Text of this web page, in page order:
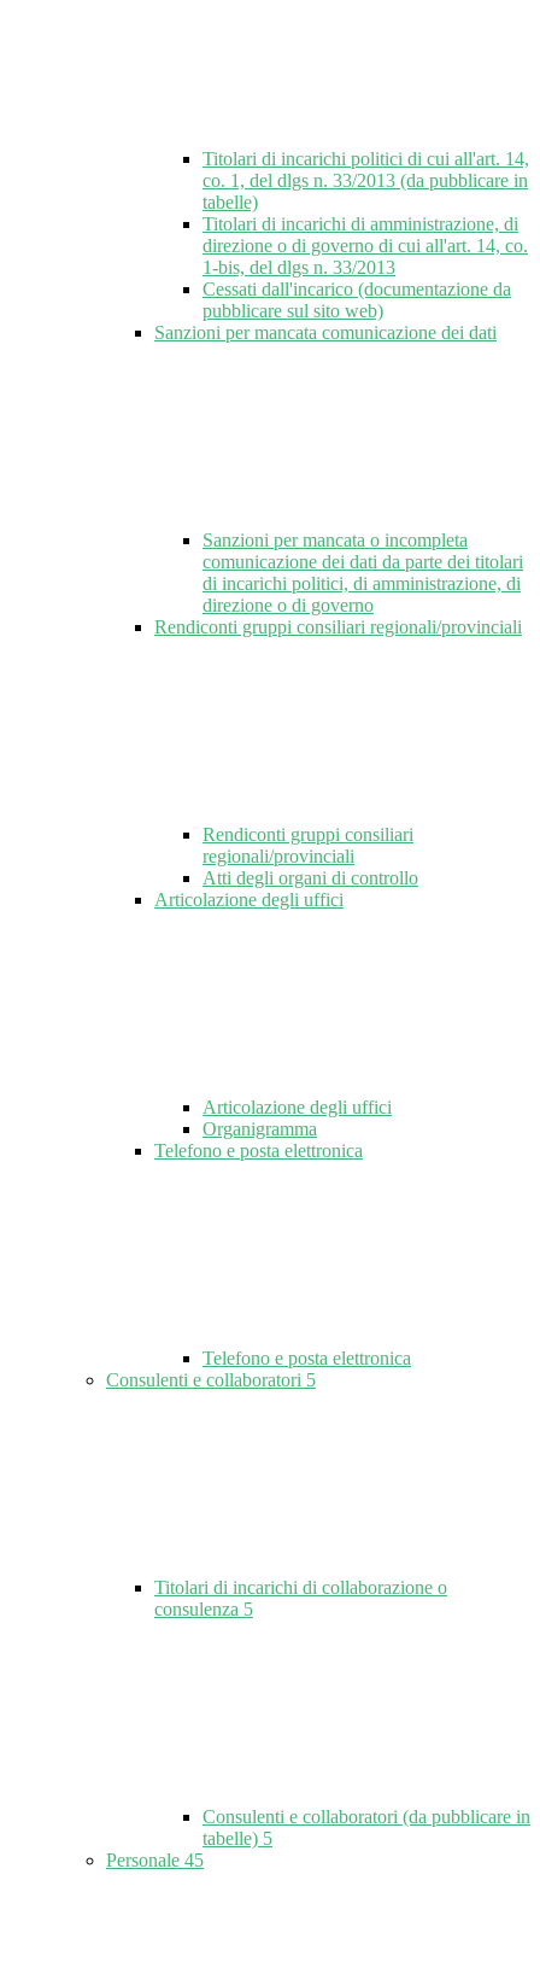
Titolari di incarichi politici di cui all'art. 14,
co. 1, del dlgs n. 33/2013 (da pubblicare in
tabelle)
Titolari di incarichi di amministrazione, di
direzione o di governo di cui all'art. 14, co.
1-bis, del dlgs n. 33/2013
Cessati dall'incarico (documentazione da
pubblicare sul sito web)
Sanzioni per mancata comunicazione dei dati
Sanzioni per mancata o incompleta
comunicazione dei dati da parte dei titolari
di incarichi politici, di amministrazione, di
direzione o di governo
Rendiconti gruppi consiliari regionali/provinciali
Rendiconti gruppi consiliari
regionali/provinciali
Atti degli organi di controllo
Articolazione degli uffici
Articolazione degli uffici
Organigramma
Telefono e posta elettronica
Telefono e posta elettronica
Consulenti e collaboratori 5
Titolari di incarichi di collaborazione o
consulenza 5
Consulenti e collaboratori (da pubblicare in
tabelle) 5
Personale 45